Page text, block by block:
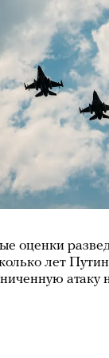
оценки
лет
атаку